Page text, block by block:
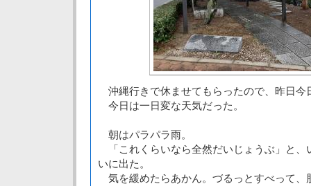
沖縄行きで休ませてもらったので、昨日今
今日は一日変な天気だった。
朝はパラパラ雨。
「これくらいなら全然だいじょうぶ」と、
いに出た。
気を緩めたらあかん。づるっとすべって、